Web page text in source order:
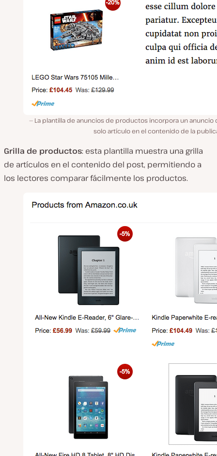
La plantilla de anuncios de productos incorpora un anuncio
solo artículo en el contenido de la
Grilla de productos: esta plantilla muestra una grilla
de artículos en el contenido del post, permitiendo a
los lectores comparar fácilmente los productos.